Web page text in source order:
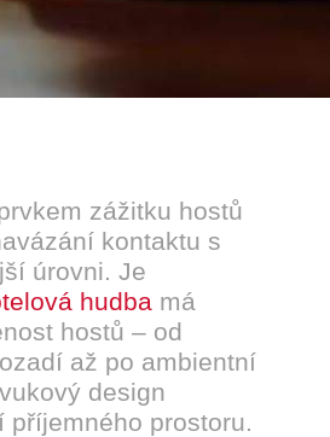
zážitku hostů
kontaktu s
úrovni. Je
hudba má
hostů – od
až po ambientní
design
prostoru.